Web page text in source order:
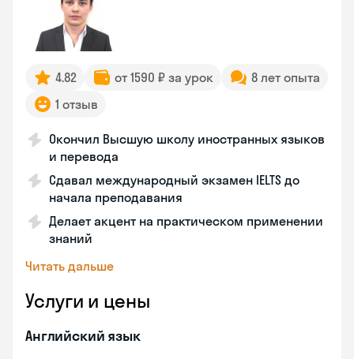
4.82 от 1590 ₽ за урок
8 лет опыта
1 отзыв
Окончил Высшую школу иностранных языков
и перевода
Сдавал международный экзамен IELTS до
начала преподавания
Делает акцент на практическом применении
знаний
Читать дальше
Услуги и цены
Английский язык